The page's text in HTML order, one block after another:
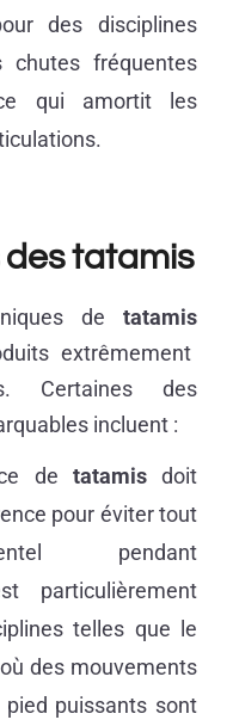
des disciplines
fréquentes
qui amortit les
tatamis
de tatamis
extrêmement
Certaines des
incluent :
de tatamisdoit
pour éviter tout
pendant
particulièrement
telles que le
des mouvements
puissants sont